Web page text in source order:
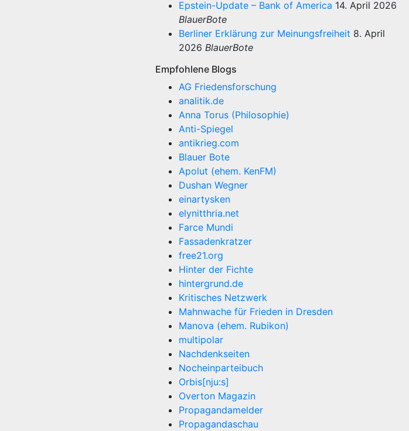
Epstein-Update – Bank of America 14. April 2026
BlauerBote
Berliner Erklärung zur Meinungsfreiheit 8. April
2026 BlauerBote
Empfohlene Blogs
AG Friedensforschung
analitik.de
Anna Torus (Philosophie)
Anti-Spiegel
antikrieg.com
Blauer Bote
Apolut (ehem. KenFM)
Dushan Wegner
einartysken
elynitthria.net
Farce Mundi
Fassadenkratzer
free21.org
Hinter der Fichte
hintergrund.de
Kritisches Netzwerk
Mahnwache für Frieden in Dresden
Manova (ehem. Rubikon)
multipolar
Nachdenkseiten
Nocheinparteibuch
Orbis[nju:s]
Overton Magazin
Propagandamelder
Propagandaschau